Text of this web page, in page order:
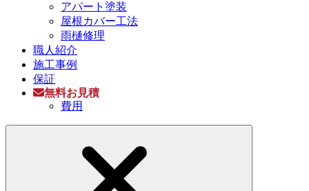
アパート塗装
屋根カバー工法
雨樋修理
職人紹介
施工事例
保証
無料お見積
費用